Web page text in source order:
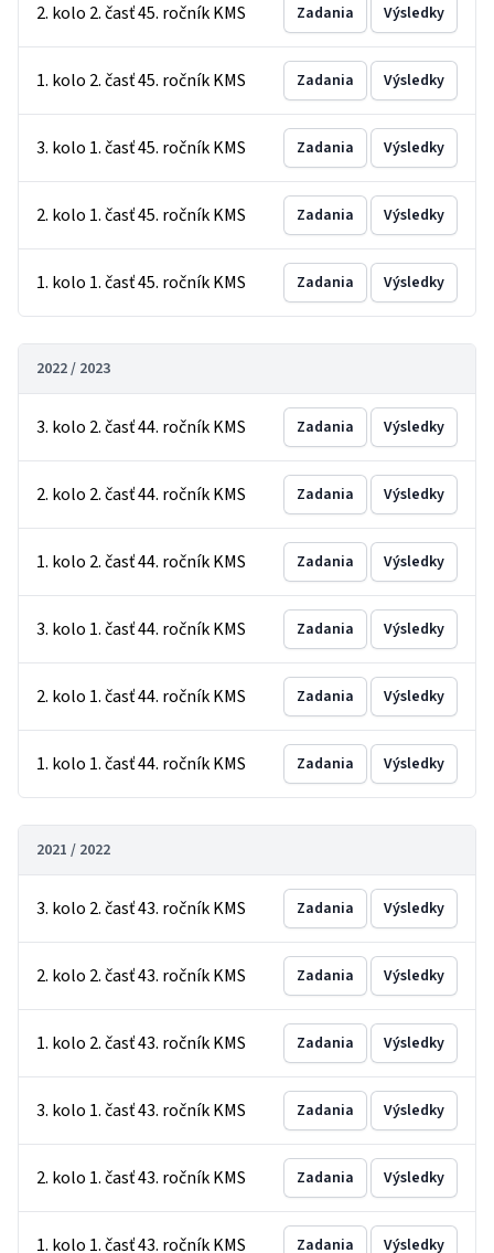
2. kolo 2. časť 45. ročník KMS Zadania Výsledky
1. kolo 2. časť 45. ročník KMS Zadania Výsledky
3. kolo 1. časť 45. ročník KMS Zadania Výsledky
2. kolo 1. časť 45. ročník KMS Zadania Výsledky
1. kolo 1. časť 45. ročník KMS Zadania Výsledky
2022 / 2023
3. kolo 2. časť 44. ročník KMS Zadania Výsledky
2. kolo 2. časť 44. ročník KMS Zadania Výsledky
1. kolo 2. časť 44. ročník KMS Zadania Výsledky
3. kolo 1. časť 44. ročník KMS Zadania Výsledky
2. kolo 1. časť 44. ročník KMS Zadania Výsledky
1. kolo 1. časť 44. ročník KMS Zadania Výsledky
2021 / 2022
3. kolo 2. časť 43. ročník KMS Zadania Výsledky
2. kolo 2. časť 43. ročník KMS Zadania Výsledky
1. kolo 2. časť 43. ročník KMS Zadania Výsledky
3. kolo 1. časť 43. ročník KMS Zadania Výsledky
2. kolo 1. časť 43. ročník KMS Zadania Výsledky
1. kolo 1. časť 43. ročník KMS Zadania Výsledky